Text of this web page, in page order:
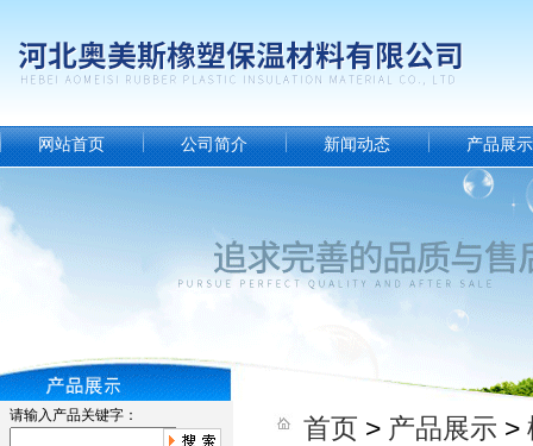
网站首页 公司简介 新闻动态 产品展示
请输入产品关键字： 首页 > 产品展示 >